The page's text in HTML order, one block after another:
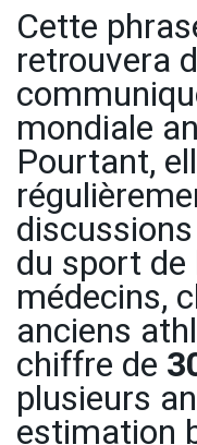
Cette
retrouvera
mondiale
Pourtant,
du sport
médecins,
anciens
chiffre de
plusieurs
estimation